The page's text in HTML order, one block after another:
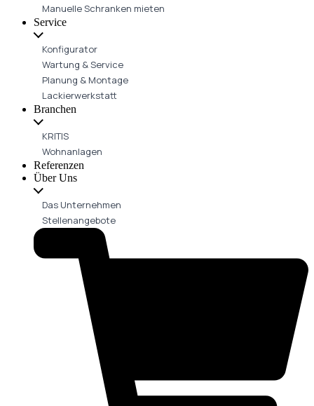
Manuelle Schranken mieten
Service
Konfigurator
Wartung & Service
Planung & Montage
Lackierwerkstatt
Branchen
KRITIS
Wohnanlagen
Referenzen
Über Uns
Das Unternehmen
Stellenangebote